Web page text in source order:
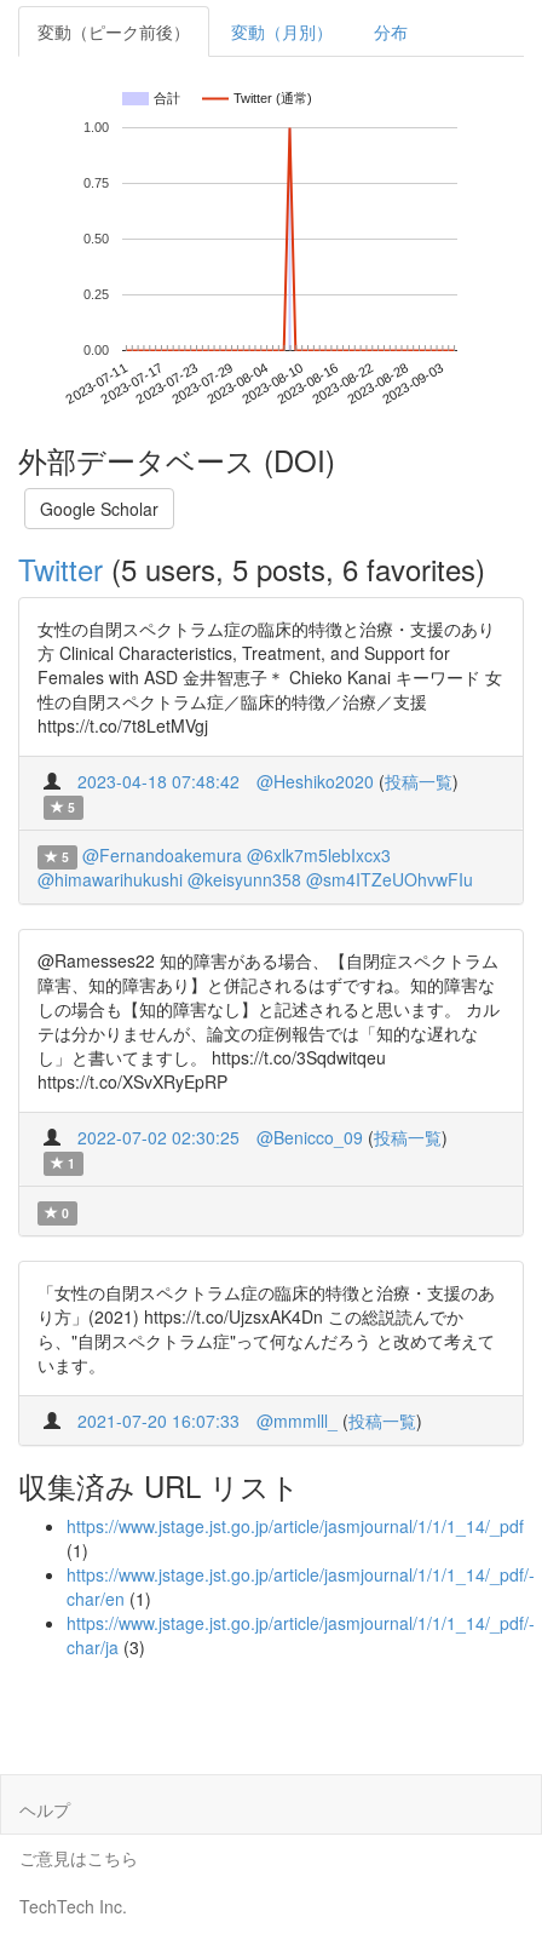
変動（ピーク前後） 変動（月別） 分布
合計 Twitter (通常)
2023-07-112023-07-172023-07-232023-07-292023-08-042023-08-102023-08-162023-08-222023-08-282023-09-03
0.00
0.25
0.50
0.75
1.00
外部データベース (DOI)
Google Scholar
Twitter (5 users, 5 posts, 6 favorites)
女性の自閉スペクトラム症の臨床的特徴と治療・支援のあり
方 Clinical Characteristics, Treatment, and Support for
Females with ASD 金井智恵子＊ Chieko Kanai キーワード 女
性の自閉スペクトラム症／臨床的特徴／治療／支援
https://t.co/7t8LetMVgj
2023-04-18 07:48:42 @Heshiko2020 (投稿一覧)
5
5 @Fernandoakemura @6xlk7m5lebIxcx3
@himawarihukushi @keisyunn358 @sm4ITZeUOhvwFIu
@Ramesses22 知的障害がある場合、【自閉症スペクトラム
障害、知的障害あり】と併記されるはずですね。知的障害な
しの場合も【知的障害なし】と記述されると思います。 カル
テは分かりませんが、論文の症例報告では「知的な遅れな
し」と書いてますし。 https://t.co/3Sqdwitqeu
https://t.co/XSvXRyEpRP
2022-07-02 02:30:25 @Benicco_09 (投稿一覧)
1
0
「女性の自閉スペクトラム症の臨床的特徴と治療・支援のあ
り方」(2021) https://t.co/UjzsxAK4Dn この総説読んでか
ら、"自閉スペクトラム症"って何なんだろう と改めて考えて
います。
2021-07-20 16:07:33 @mmmlll_ (投稿一覧)
収集済み URL リスト
https://www.jstage.jst.go.jp/article/jasmjournal/1/1/1_14/_pdf
(1)
https://www.jstage.jst.go.jp/article/jasmjournal/1/1/1_14/_pdf/-
char/en (1)
https://www.jstage.jst.go.jp/article/jasmjournal/1/1/1_14/_pdf/-
char/ja (3)
ヘルプ
ご意見はこちら
TechTech Inc.